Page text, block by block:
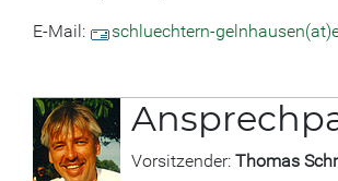
E-Mail: schluechtern-
Vorsitzender: Thomas